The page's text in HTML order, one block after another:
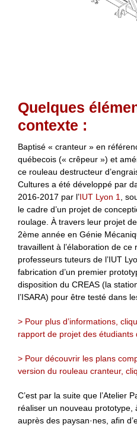
Quelques
contexte :
Baptisé « cranteur » en
québecois (« crêpeur ») et
ce rouleau destructeur
Cultures a été développé par
2016-2017 par l’IUT Lyon 1 ,
le cadre d’un projet de
roulage. À travers leur projet
2ème année en Génie
travaillent à l’élaboration de
professeurs tuteurs de l’IUT
fabrication d’un premier
disposition du CREAS (la
l’ISARA) pour être testé dans
> Pour plus d’informations,
rapport de projet des étudiants
> Pour découvrir les plans
version du rouleau cranteur,
C’est par la suite que l’Atelier
réaliser un nouveau prototype,
auprès des paysan·nes, afin